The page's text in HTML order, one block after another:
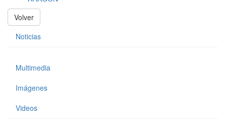
Volver
Noticias
Multimedia
Imágenes
Videos